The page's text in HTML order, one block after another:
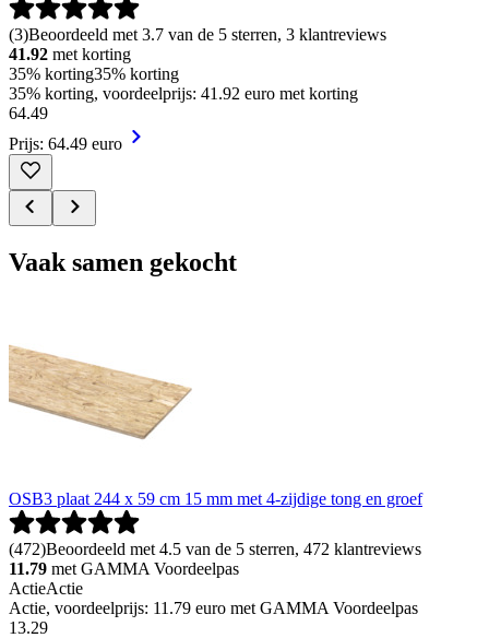
(3)Beoordeeld met 3.7 van de 5 sterren, 3 klantreviews
41.92 met korting
35% korting35% korting
35% korting, voordeelprijs: 41.92 euro met korting
64.49
Prijs: 64.49 euro
Vaak samen gekocht
OSB3 plaat 244 x 59 cm 15 mm met 4-zijdige tong en groef
(472)Beoordeeld met 4.5 van de 5 sterren, 472 klantreviews
11.79 met GAMMA Voordeelpas
ActieActie
Actie, voordeelprijs: 11.79 euro met GAMMA Voordeelpas
13.29